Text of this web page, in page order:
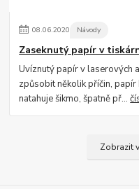
08.06.2020 Návody
Zaseknutý papír v
Uvíznutý papír v laserových
způsobit několik příčin,
natahuje šikmo, špatně př...
Zobrazit